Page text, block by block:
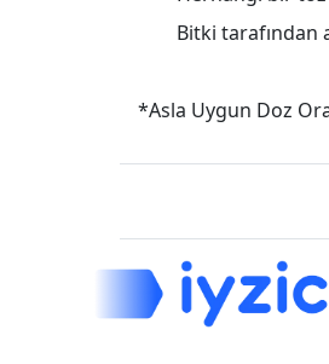
Bitki tarafından
*Asla Uygun Doz